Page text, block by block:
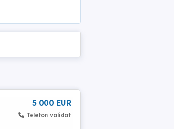
5 000 EUR
Telefon validat